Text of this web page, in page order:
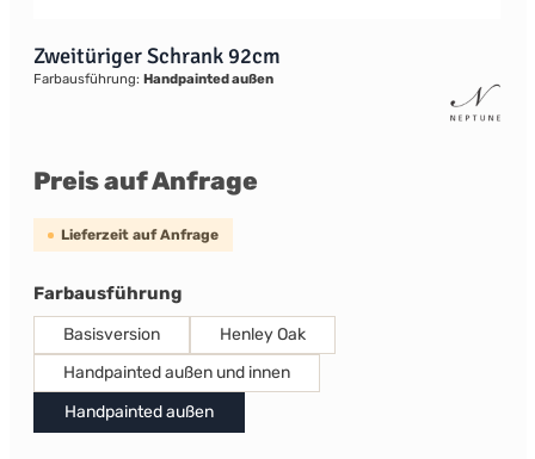
Zweitüriger Schrank 92cm
Farbausführung: Handpainted außen
Preis auf Anfrage
Lieferzeit auf Anfrage
Farbausführungauswählen
Basisversion
Henley Oak
Handpainted außen und innen
Handpainted außen